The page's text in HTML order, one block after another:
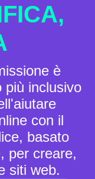
è
più inclusivo
con il
basato
per creare,
siti web.